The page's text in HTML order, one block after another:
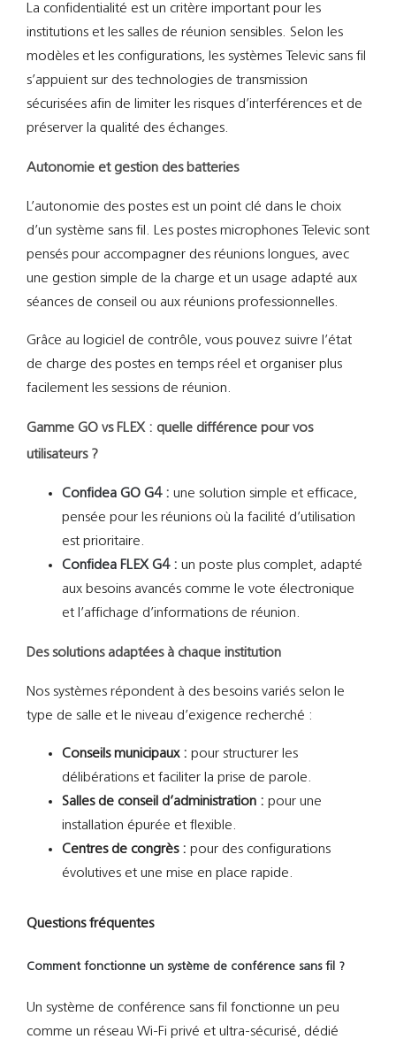
La confidentialité est un critère important pour les
institutions et les salles de réunion sensibles. Selon les
modèles et les configurations, les systèmes Televic sans fil
s’appuient sur des technologies de transmission
sécurisées afin de limiter les risques d’interférences et de
préserver la qualité des échanges.
Autonomie et gestion des batteries
L’autonomie des postes est un point clé dans le choix
d’un système sans fil. Les postes microphones Televic sont
pensés pour accompagner des réunions longues, avec
une gestion simple de la charge et un usage adapté aux
séances de conseil ou aux réunions professionnelles.
Grâce au logiciel de contrôle, vous pouvez suivre l’état
de charge des postes en temps réel et organiser plus
facilement les sessions de réunion.
Gamme GO vs FLEX : quelle différence pour vos
utilisateurs ?
Confidea GO G4 : une solution simple et efficace,
pensée pour les réunions où la facilité d’utilisation
est prioritaire.
Confidea FLEX G4 : un poste plus complet, adapté
aux besoins avancés comme le vote électronique
et l’affichage d’informations de réunion.
Des solutions adaptées à chaque institution
Nos systèmes répondent à des besoins variés selon le
type de salle et le niveau d’exigence recherché :
Conseils municipaux : pour structurer les
délibérations et faciliter la prise de parole.
Salles de conseil d’administration : pour une
installation épurée et flexible.
Centres de congrès : pour des configurations
évolutives et une mise en place rapide.
Questions fréquentes
Comment fonctionne un système de conférence sans fil ?
Un système de conférence sans fil fonctionne un peu
comme un réseau Wi-Fi privé et ultra-sécurisé, dédié